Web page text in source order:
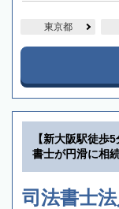
東京都
【新大阪駅徒歩
書士が円滑に相
司法書士